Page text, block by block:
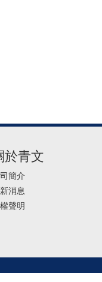
於青文
簡介
消息
聲明